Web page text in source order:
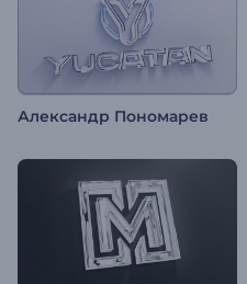
Александр Пономарев